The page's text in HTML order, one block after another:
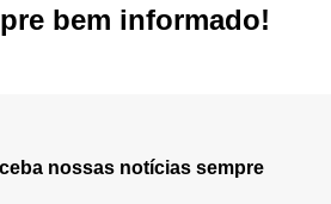
bem informado!
nossas notícias sempre